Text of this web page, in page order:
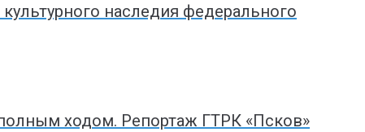
наследия федерального
ходом. Репортаж ГТРК «Псков»